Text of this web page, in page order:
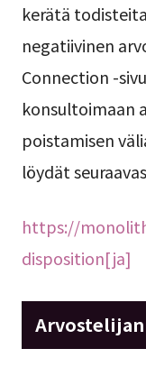
kerätä
negatiivinen
Connection -
konsultoimaan
poistamisen
löydät
https://
disposition[ja]